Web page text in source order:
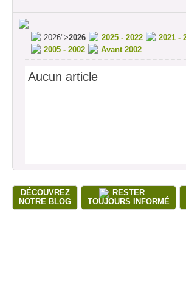
2026">2026 2025 - 2022 2021 -
2005 - 2002
Avant 2002
Aucun article
DÉCOUVREZ
NOTRE BLOG
RESTER
TOUJOURS INFORMÉ